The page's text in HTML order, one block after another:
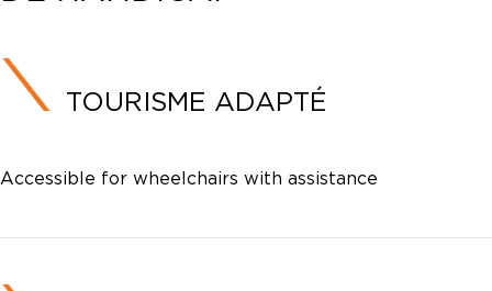
TOURISME ADAPTÉ
Accessible for wheelchairs with assistance